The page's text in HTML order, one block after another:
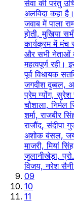
सेवा की परंतु
अलविदा कहा
जवाब में पाला
होती, मुखिया
कार्यक्रम में मंच
और सभी नेताओं
महत्वपूर्ण रही।
पूर्व विधायक
जगदीश दुब्बल,
प्रेम ग्योंग, सुरेश
चौशाला,
शर्मा, राजबीर
राजौंद, संदीपा
अशोक बंसल,
माजरी, मियां
जुलानीखेड़ा,
विजय, नरेश
09
10
11